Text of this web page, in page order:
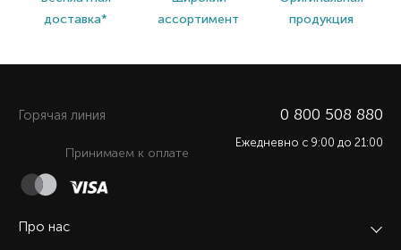
доставка*
ассортимент
продукция
Про нас
Горячая линия 0 800 508 880
Ежедневно c 9:00 до 21:00
Принимаем к оплате